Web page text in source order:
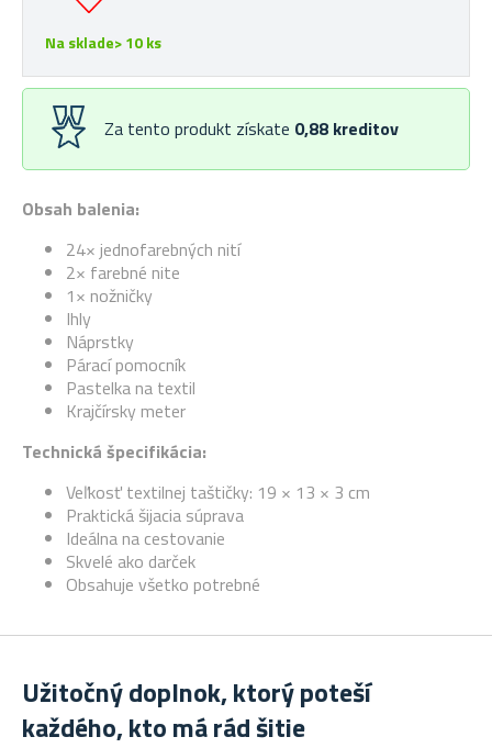
Obsah balenia:
24× jednofarebných nití
2× farebné nite
1× nožničky
Ihly
Náprstky
Párací pomocník
Pastelka na textil
Krajčírsky meter
Technická špecifikácia:
Veľkosť textilnej taštičky: 19 × 13 × 3 cm
Praktická šijacia súprava
Ideálna na cestovanie
Skvelé ako darček
Obsahuje všetko potrebné
Na sklade> 10 ks
Za tento produkt získate 0,88 kreditov
Užitočný doplnok, ktorý poteší
každého, kto má rád šitie